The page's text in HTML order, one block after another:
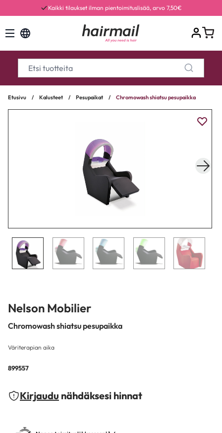
Kaikki tilaukset ilman pientoimituslisää, arvo 7,50€
Etusivu / Kalusteet / Pesupaikat / Chromowash shiatsu pesupaikka
Nelson Mobilier
Chromowash shiatsu pesupaikka
Väriterapian aika
899557
Kirjaudu nähdäksesi hinnat